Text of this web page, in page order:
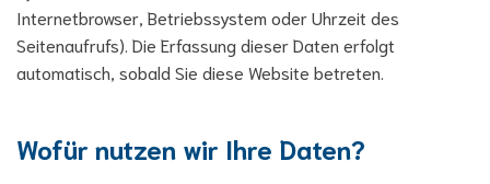
Internetbrowser, Betriebssystem oder Uhrzeit des
Seitenaufrufs). Die Erfassung dieser Daten erfolgt
automatisch, sobald Sie diese Website betreten.
Wofür nutzen wir Ihre Daten?